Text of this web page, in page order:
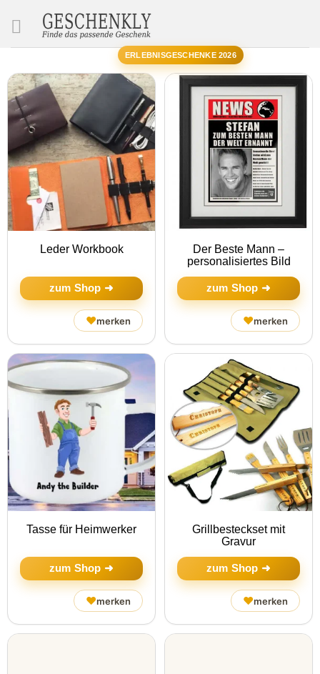
ERLEBNISGESCHENKE 2026
Leder Workbook
zum Shop ➜
♥merken
Der Beste Mann –
personalisiertes Bild
zum Shop ➜
♥merken
Tasse für Heimwerker
zum Shop ➜
♥merken
Grillbesteckset mit
Gravur
zum Shop ➜
♥merken